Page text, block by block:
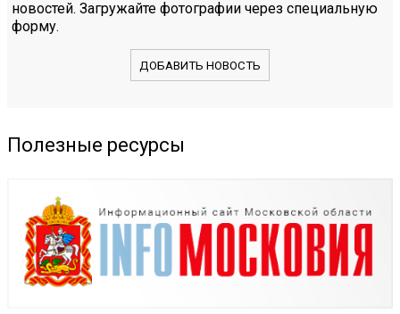
новостей. Загружайте фотографии через специальную
форму.
ДОБАВИТЬ НОВОСТЬ
Полезные ресурсы